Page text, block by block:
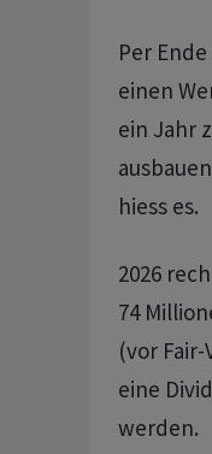
Per
einen
ein Jahr
hiess es.
2026
74
(vor
eine
werden.